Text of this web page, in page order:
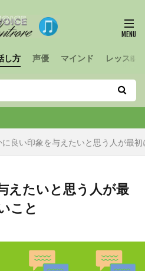
し方 声優 マインド レッスン
に良い印象を与えたいと思う人が最
えたいと思う人が最
こと